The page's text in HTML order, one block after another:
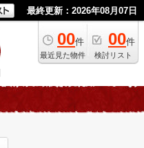
最終更新：2026年08月07日
00件
最近見た物件
00件
検討リスト